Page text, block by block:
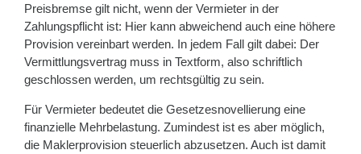
Preisbremse gilt nicht, wenn der Vermieter in der
Zahlungspflicht ist: Hier kann abweichend auch eine höhere
Provision vereinbart werden. In jedem Fall gilt dabei: Der
Vermittlungsvertrag muss in Textform, also schriftlich
geschlossen werden, um rechtsgültig zu sein.
Für Vermieter bedeutet die Gesetzesnovellierung eine
finanzielle Mehrbelastung. Zumindest ist es aber möglich,
die Maklerprovision steuerlich abzusetzen. Auch ist damit